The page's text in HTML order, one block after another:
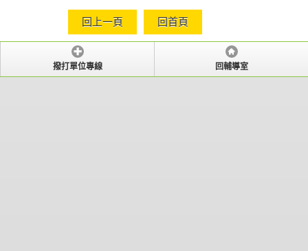
回上一頁 回首頁
撥打單位專線 回輔導室